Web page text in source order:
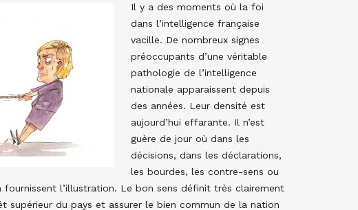
Il y a des moments où la foi
dans l’intelligence française
vacille. De nombreux signes
préoccupants d’une véritable
pathologie de l’intelligence
nationale apparaissent depuis
des années. Leur densité est
aujourd’hui effarante. Il n’est
guère de jour où dans les
décisions, dans les déclarations,
les bourdes, les contre-sens ou
l’illustration. Le bon sens définit très clairement
supérieur du pays et assurer le bien commun de la nation